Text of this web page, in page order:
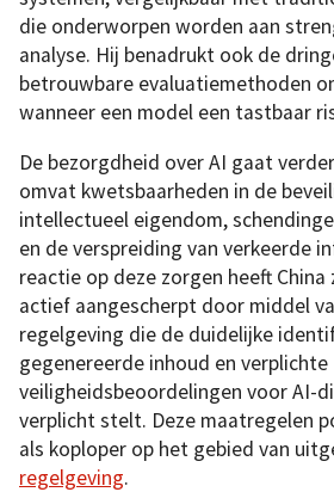
die onderworpen worden aan
analyse. Hij benadrukt ook de
betrouwbare evaluatiemethoden
wanneer een model een tastbaar
De bezorgdheid over AI gaat
omvat kwetsbaarheden in de
intellectueel eigendom,
en de verspreiding van verkeerde
reactie op deze zorgen heeft
actief aangescherpt door middel
regelgeving die de duidelijke
gegenereerde inhoud en verplichte
veiligheidsbeoordelingen voor AI-
verplicht stelt. Deze maatregelen
als koploper op het gebied van
regelgeving.